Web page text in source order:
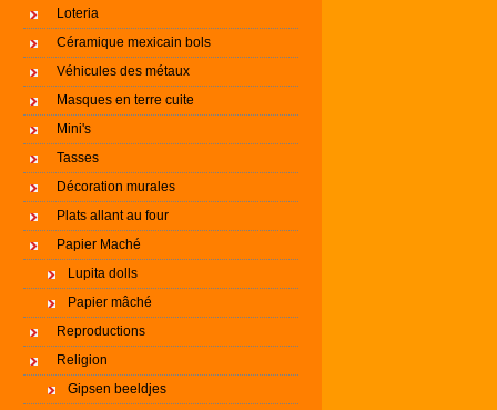
Loteria
Céramique mexicain bols
Véhicules des métaux
Masques en terre cuite
Mini's
Tasses
Décoration murales
Plats allant au four
Papier Maché
Lupita dolls
Papier mâché
Reproductions
Religion
Gipsen beeldjes